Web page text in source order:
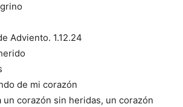
Adviento. 1.12.24
de mi corazón
un corazón sin heridas, un corazón